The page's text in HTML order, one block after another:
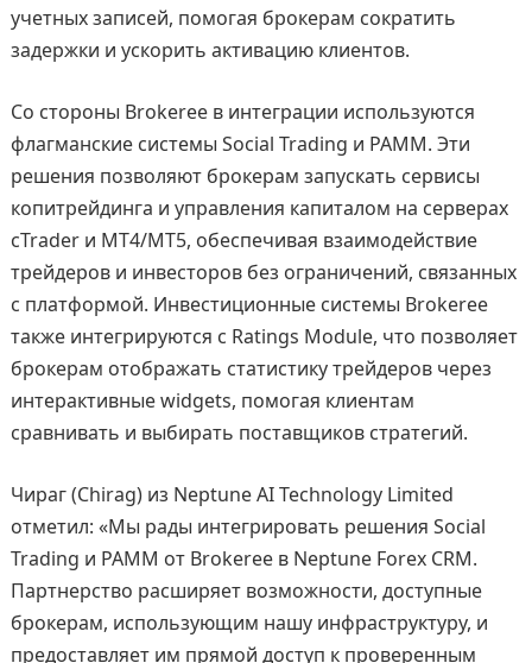
учетных записей, помогая брокерам сократить
задержки и ускорить активацию клиентов.
Со стороны Brokeree в интеграции используются
флагманские системы Social Trading и PAMM. Эти
решения позволяют брокерам запускать сервисы
копитрейдинга и управления капиталом на серверах
cTrader и MT4/MT5, обеспечивая взаимодействие
трейдеров и инвесторов без ограничений, связанных
с платформой. Инвестиционные системы Brokeree
также интегрируются с Ratings Module, что позволяет
брокерам отображать статистику трейдеров через
интерактивные widgets, помогая клиентам
сравнивать и выбирать поставщиков стратегий.
Чираг (Chirag) из Neptune AI Technology Limited
отметил: «Мы рады интегрировать решения Social
Trading и PAMM от Brokeree в Neptune Forex CRM.
Партнерство расширяет возможности, доступные
брокерам, использующим нашу инфраструктуру, и
предоставляет им прямой доступ к проверенным